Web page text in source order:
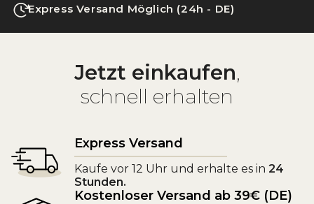
Express Versand Möglich (24h - DE)
Jetzt einkaufen,
schnell erhalten
Express Versand
Kaufe vor 12 Uhr und erhalte es in 24
Stunden.
Kostenloser Versand ab 39€ (DE)